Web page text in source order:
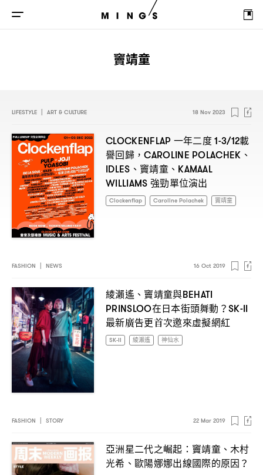
竇靖童
LIFESTYLE ART & CULTURE 18 Nov 2023
CLOCKENFLAP 一年二度1-3/12載
譽回歸，CAROLINE POLACHEK 、
IDLES 、竇靖童、 KAMAAL
WILLIAMS 強勁單位演出
Clockenflap Caroline Polachek 竇靖童
FASHION NEWS 16 Oct 2019
綾瀨遙、竇靖童與BEHATI
PRINSLOO在日本街頭舞動 ？SK-II
最新廣告更首次邀來虛擬網紅
SK-II 綾瀨遙 神仙水
FASHION STORY 22 Mar 2019
亞洲星二代之崛起 ： 竇靖童、木村
光希、歐陽娜娜出線國際的原因 ？